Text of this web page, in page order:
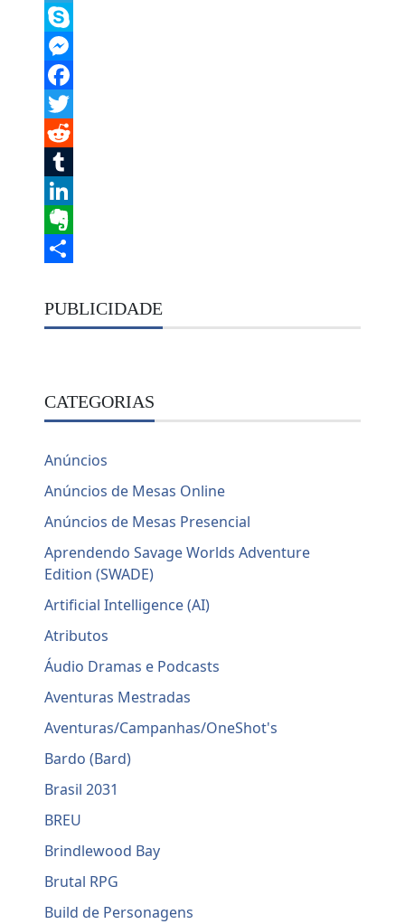
Telegram
Skype
Messenger
Facebook
Twitter
Reddit
Tumblr
LinkedIn
Evernote
PUBLICIDADE
CATEGORIAS
Anúncios
Anúncios de Mesas Online
Anúncios de Mesas Presencial
Aprendendo Savage Worlds Adventure
Edition (SWADE)
Artificial Intelligence (AI)
Atributos
Áudio Dramas e Podcasts
Aventuras Mestradas
Aventuras/Campanhas/OneShot's
Bardo (Bard)
Brasil 2031
BREU
Brindlewood Bay
Brutal RPG
Build de Personagens